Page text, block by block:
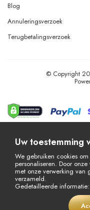
Blog
Annuleringsverzoek
Terugbetalingsverzoek
© Copyright
Uw toestemming
We gebruiken cookies
personaliseren. Door
met onze verwerking van
verzameld.
Gedetailleerde informatie: